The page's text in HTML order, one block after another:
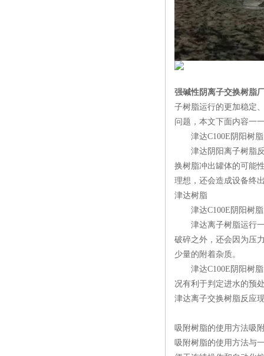
强碱性阴离子交换树脂
子树脂运行的更加稳定
问题，本文下面内容一
津达C100E阴阳树脂
津达阴阳离子树脂反
换树脂冲出罐体的可能
理想，还会造成设备终
津达树脂
津达C100E阴阳树脂
津达离子树脂运行一
破碎之外，还会因为压
少量的附着杂质。
津达C100E阴阳树脂
况有利于判定进水的预
津达离子交换树脂反应
吸附树脂的使用方法吸
吸附树脂的使用方法与